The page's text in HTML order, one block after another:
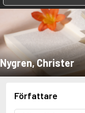
Nygren, Christer
Författare